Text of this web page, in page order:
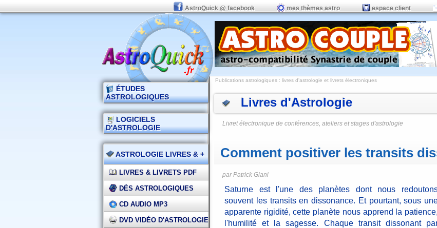
AstroQuick @ facebook mes thèmes astro espace client
ÉTUDES
ASTROLOGIQUES
LOGICIELS
D'ASTROLOGIE
ASTROLOGIE LIVRES & +
LIVRES & LIVRETS PDF
DÉS ASTROLOGIQUES
CD AUDIO MP3
DVD VIDÉO D'ASTROLOGIE
Publications astrologiques : livres d'astrologie et livrets électroniques
Livres d'Astrologie
Livret électronique de conférences, ateliers et stages d'astrologie
Comment positiver les transits
par Patrick Giani
Saturne est l'une des planètes dont nous
souvent les transits en dissonance. Et pourtant, sous
apparente rigidité, cette planète nous apprend la patience,
l'humilité et la sagesse. Chaque transit dissonant